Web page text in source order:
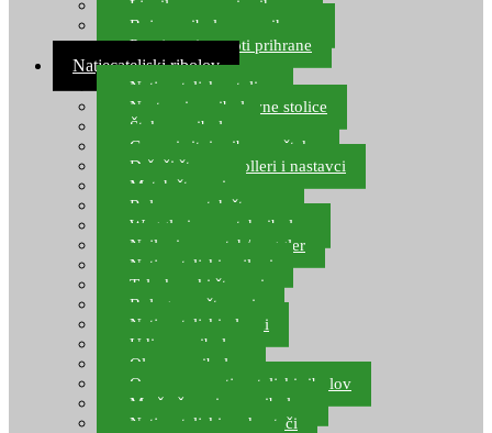
Ljepilo za crve i prihranu
Boje za ribolovnu prihranu
Provjereni recepti prihrane
Natjecateljski ribolov
Natjecateljske stolice
Nastavci za ribolovne stolice
Šteke za ribolov
Gume i sitni pribor za šteku
Držači štapova rolleri i nastavci
Match štapovi
Role za match štapove
Waggleri za match ribolov
Najloni za match/waggler
Natjecateljski najloni
Teleskopski štapovi
Bolognese štapovi
Natjecateljski plovci
Udice za ribolov
Olovo za ribolov
Oprema za natjecateljski ribolov
Mreže čuvarice za ribolov
Natjecateljski podmetači